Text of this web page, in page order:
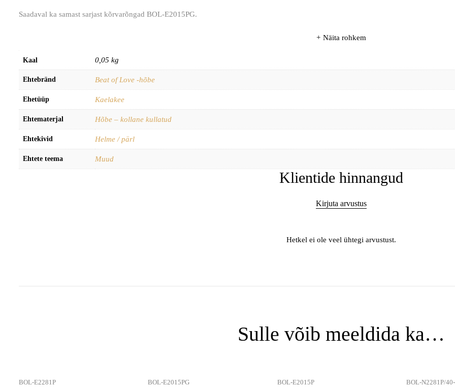
Saadaval ka samast sarjast kõrvarõngad BOL-E2015PG.
Näita rohkem
Kaal 0,05 kg
Ehtebränd Beat of Love -hõbe
Ehetüüp Kaelakee
Ehtematerjal Hõbe – kollane kullatud
Ehtekivid Helme / pärl
Ehtete teema Muud
Klientide hinnangud
Kirjuta arvustus
Hetkel ei ole veel ühtegi arvustust.
Sulle võib meeldida ka…
BOL-E2281P BOL-E2015PG BOL-E2015P BOL-N2281P/